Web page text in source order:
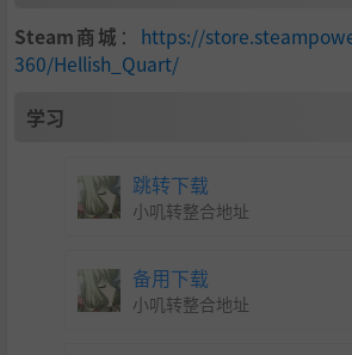
Steam商城 ： https://
360/Hellish_Quart/
学习
跳转下载
小叽转整合地址
备用下载
小叽转整合地址